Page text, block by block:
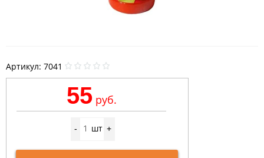
Артикул: 7041
55 руб.
- шт +